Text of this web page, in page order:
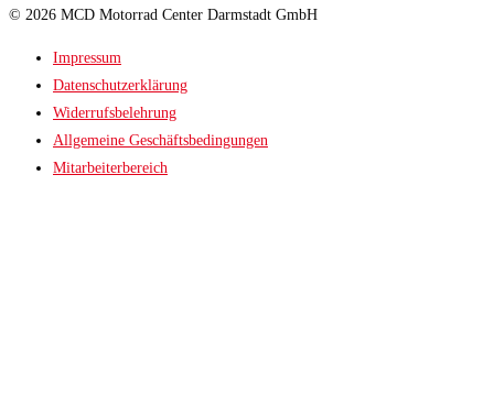
© 2026 MCD Motorrad Center Darmstadt GmbH
Impressum
Datenschutzerklärung
Widerrufsbelehrung
Allgemeine Geschäftsbedingungen
Mitarbeiterbereich